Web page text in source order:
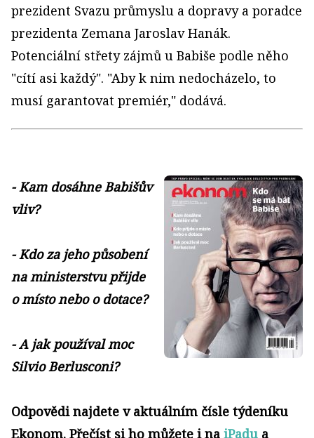
prezident Svazu průmyslu a dopravy a poradce
prezidenta Zemana Jaroslav Hanák.
Potenciální střety zájmů u Babiše podle něho
"cítí asi každý". "Aby k nim nedocházelo, to
musí garantovat premiér," dodává.
- Kam dosáhne Babišův
vliv?
- Kdo za jeho působení
na ministerstvu přijde
o místo nebo o dotace?
- A jak používal moc
Silvio Berlusconi?
Odpovědi najdete v aktuálním čísle týdeníku
Ekonom. Přečíst si ho můžete i na iPadu a